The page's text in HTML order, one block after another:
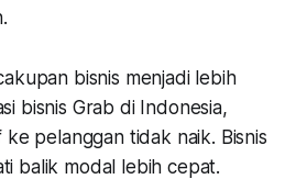
bisnis menjadi lebih
bisnis Grab di Indonesia,
ke pelanggan tidak naik. Bisnis
balik modal lebih cepat.